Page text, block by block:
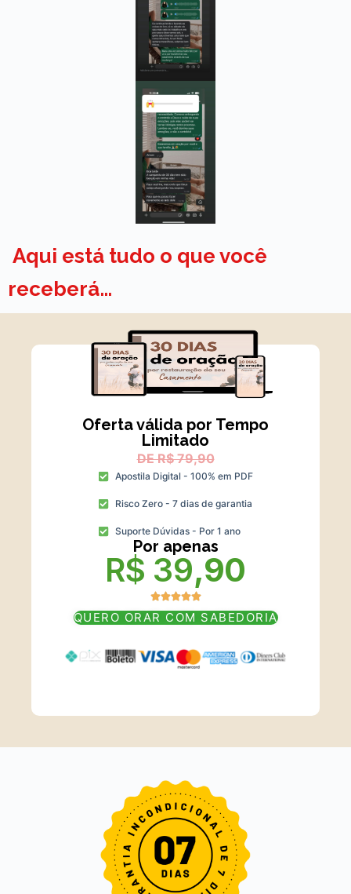
Aqui está tudo o que você
receberá…
Oferta válida por Tempo
Limitado
DE R$ 79,90
Apostila Digital - 100% em PDF
Risco Zero - 7 dias de garantia
Suporte Dúvidas - Por 1 ano
Por apenas
R$ 39,90
QUERO ORAR COM SABEDORIA